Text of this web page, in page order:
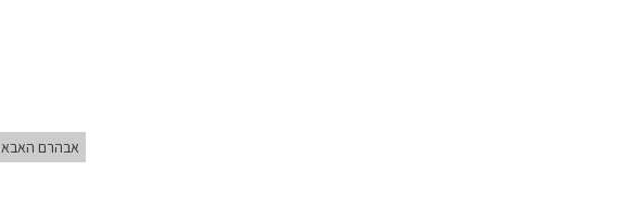
אבהרם האבא